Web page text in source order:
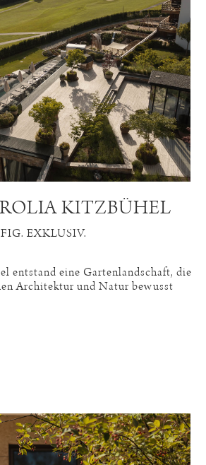
KITZBÜHEL
EXKLUSIV.
entstand eine Gartenlandschaft, die
Architektur und Natur bewusst